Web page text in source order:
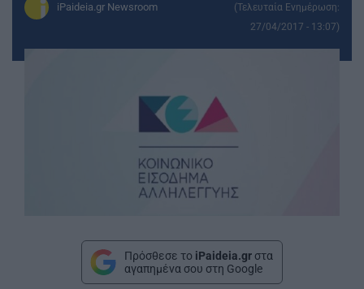
iPaideia.gr Newsroom
(Τελευταία Ενημέρωση:
27/04/2017 - 13:07)
Πρόσθεσε το iPaideia.gr στα
αγαπημένα σου στη Google